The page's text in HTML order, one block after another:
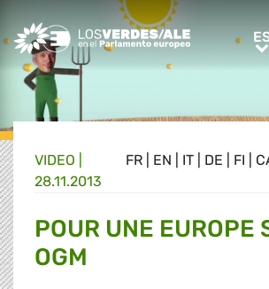
Greens/EFA Home
FR EN IT DE FI
VIDEO |
28.11.2013
POUR UNE EUROPE
OGM